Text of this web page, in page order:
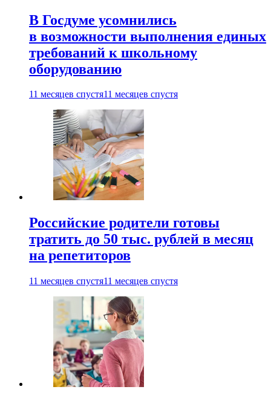
В Госдуме усомнились
в возможности выполнения единых
требований к школьному
оборудованию
11 месяцев спустя11 месяцев спустя
Российские родители готовы
тратить до 50 тыс. рублей в месяц
на репетиторов
11 месяцев спустя11 месяцев спустя